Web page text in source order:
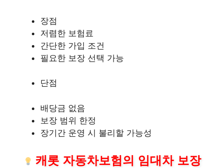
장점
저렴한 보험료
간단한 가입 조건
필요한 보장 선택 가능
단점
배당금 없음
보장 범위 한정
장기간 운영 시 불리할 가능성
캐롯 자동차보험의 임대차 보장